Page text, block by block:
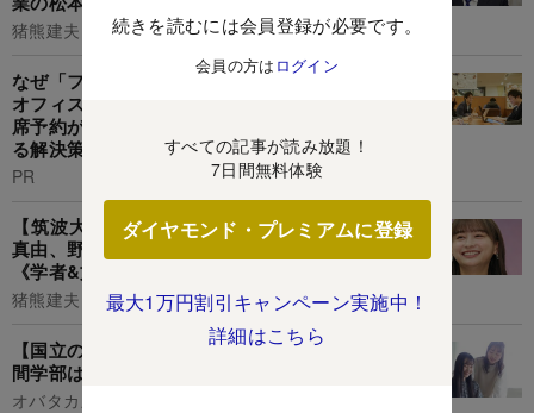
続きを読むには会員登録が必要です。
会員の方は ログイン
すべての記事が読み放題！
7日間無料体験
ダイヤモンド・プレミアムに登録
最大1万円割引キャンペーン実施中！
詳細はこちら
猪熊建夫
なぜ「フリーアドレス」は失敗するのか? 高額な
オフィス改修がムダになる「フリーアドレスの座
席予約が定着しない元凶」と組織の生産性を上げ
る解決策とは
PR
【筑波大学附属高校】華麗なる卒業生人脈!山口
真由、野村萬斎、影山優佳、星新一、藤田嗣治...
《学者&文化人編》
猪熊建夫
【国立の超名門大学】京都大学の農学部と総合人
間学部はそれぞれどんな雰囲気?
オバタカズユキ